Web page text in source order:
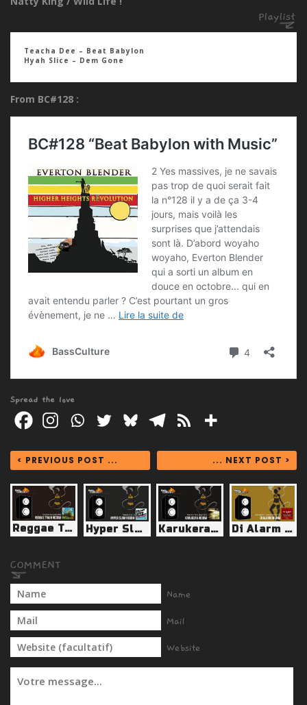
Teacha Dee – Beat Babylon
Hyah Slice – Dem Gone
From BC#128 :
Spread the love
< PREVIOUS POST ... ... NEXT POST >
Reggae Train Riddim (Trainline Records 2019) Hyper Slam Riddim (Weedy G 2011) Karukera Riddim (Mavrick / Don Jalys 2012) Di Alarm Riddim (Uppressor’s / Love & Unity 2019)
Name
Mail
Website